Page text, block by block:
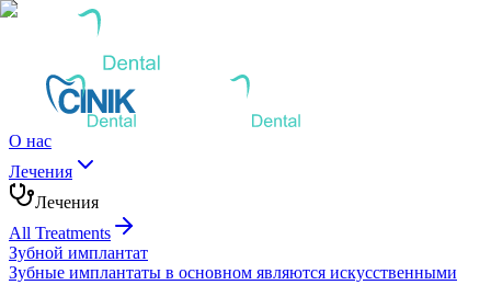
О нас
Лечения
Лечения
All Treatments
Зубной имплантат
Зубные имплантаты в основном являются искусственными